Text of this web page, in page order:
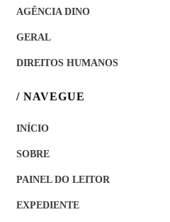
AGÊNCIA DINO
GERAL
DIREITOS HUMANOS
/ NAVEGUE
INÍCIO
SOBRE
PAINEL DO LEITOR
EXPEDIENTE